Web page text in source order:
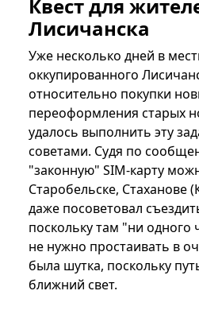
Квест для
Лисичанска
Уже несколько дней в
оккупированного
относительно покупки
переоформления старых
удалось выполнить эту
советами. Судя по
"законную" SIM-карту
Старобельске, Стаханове
даже посоветовал
поскольку там "ни одного
не нужно простаивать в
была шутка, поскольку
ближний свет.